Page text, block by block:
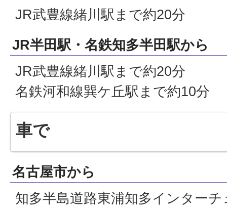
JR武豊線緒川駅まで約20分
JR半田駅・名鉄知多半田駅から
JR武豊線緒川駅まで約20分
名鉄河和線巽ケ丘駅まで約10分
車で
名古屋市から
知多半島道路東浦知多インター